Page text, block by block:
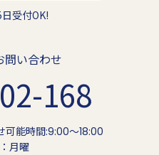
受付OK!
問い合わせ
168
可能時間:9:00〜18:00
月曜